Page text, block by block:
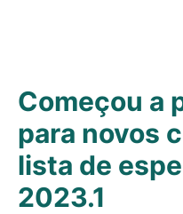
Começou a
para novos
lista de
2023.1